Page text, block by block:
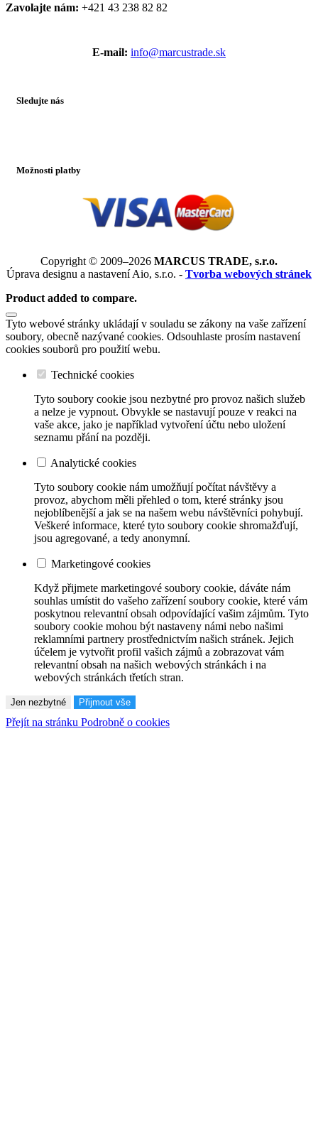
Zavolajte nám: +421 43 238 82 82
E-mail: info@marcustrade.sk
Sledujte nás
Možnosti platby
Copyright © 2009–2026 MARCUS TRADE, s.r.o.
Úprava designu a nastavení Aio, s.r.o. - Tvorba webových stránek
Product added to compare.
Tyto webové stránky ukládají v souladu se zákony na vaše zařízení
soubory, obecně nazývané cookies. Odsouhlaste prosím nastavení
cookies souborů pro použití webu.
Technické cookies
Tyto soubory cookie jsou nezbytné pro provoz našich služeb
a nelze je vypnout. Obvykle se nastavují pouze v reakci na
vaše akce, jako je například vytvoření účtu nebo uložení
seznamu přání na později.
Analytické cookies
Tyto soubory cookie nám umožňují počítat návštěvy a
provoz, abychom měli přehled o tom, které stránky jsou
nejoblíbenější a jak se na našem webu návštěvníci pohybují.
Veškeré informace, které tyto soubory cookie shromažďují,
jsou agregované, a tedy anonymní.
Marketingové cookies
Když přijmete marketingové soubory cookie, dáváte nám
souhlas umístit do vašeho zařízení soubory cookie, které vám
poskytnou relevantní obsah odpovídající vašim zájmům. Tyto
soubory cookie mohou být nastaveny námi nebo našimi
reklamními partnery prostřednictvím našich stránek. Jejich
účelem je vytvořit profil vašich zájmů a zobrazovat vám
relevantní obsah na našich webových stránkách i na
webových stránkách třetích stran.
Jen nezbytné Přijmout vše
Přejít na stránku Podrobně o cookies